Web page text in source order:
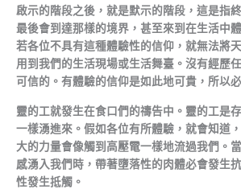
啟示的階段之後，就是默示的階段，這是指
最後會到達那樣的境界，甚至來到在生活中
若各位不具有這種體驗性的信仰，就無法將
用到我們的生活現場或生活舞臺。沒有經歷
可信的。有體驗的信仰是如此地可貴，所以
靈的工就發生在食口們的禱告中。靈的工是
一樣湧進來。假如各位有所體驗，就會知道
大的力量會像觸到高壓電一樣地流過我們。
感湧入我們時，帶著墮落性的肉體必會發生
性發生抵觸。